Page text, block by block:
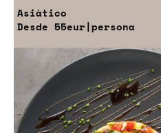
Asiático
Desde 55eur|persona